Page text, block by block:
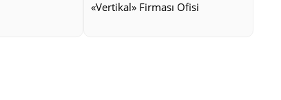
«Vertikal» Firması Ofisi